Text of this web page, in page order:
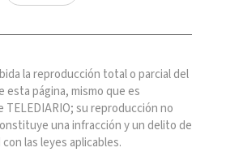
la reproducción total o parcial del
esta página, mismo que es
TELEDIARIO; su reproducción no
una infracción y un delito de
las leyes aplicables.